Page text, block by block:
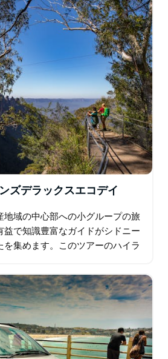
ズデラックスエコデイ
地域の中心部への小グループの旅
益で知識豊富なガイドがシドニー
を集めます。このツアーのハイラ
グティー…